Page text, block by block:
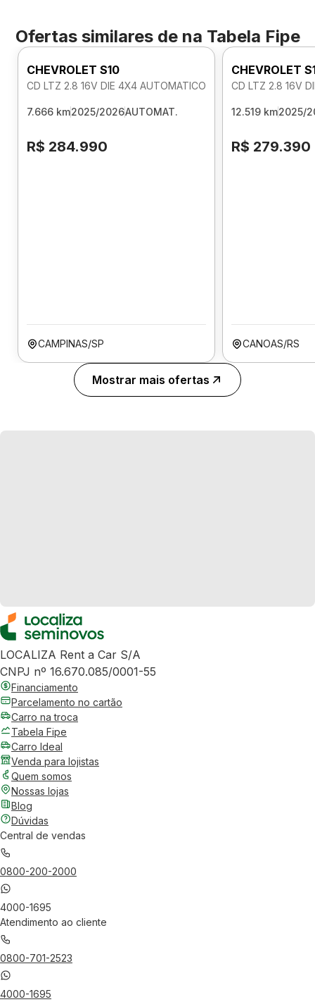
Ofertas similares de na Tabela Fipe
CHEVROLET S10
CD LTZ 2.8 16V DIE 4X4 AUTOMATICO
7.666 km2025/2026AUTOMAT.
R$ 284.990
CAMPINAS/SP
CHEVROLET
CD LTZ 2.8 16V
12.519 km2025/
R$ 279.390
CANOAS/RS
Mostrar mais ofertas
LOCALIZA Rent a Car S/A
CNPJ nº 16.670.085/0001-55
Financiamento
Parcelamento no cartão
Carro na troca
Tabela Fipe
Carro Ideal
Venda para lojistas
Quem somos
Nossas lojas
Blog
Dúvidas
Central de vendas
0800-200-2000
4000-1695
Atendimento ao cliente
0800-701-2523
4000-1695